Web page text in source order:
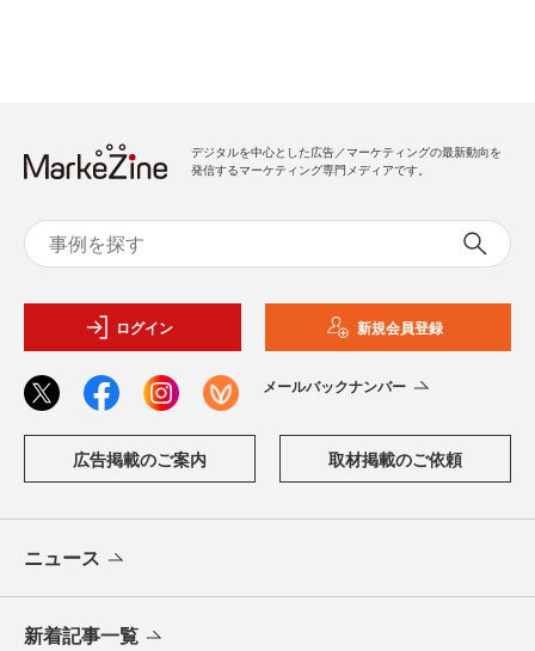
デジタルを中心とした広告／マーケティングの最新動向を
発信するマーケティング専門メディアです。
ログイン 新規会員登録
メールバックナンバー
広告掲載のご案内 取材掲載のご依頼
ニュース
新着記事一覧